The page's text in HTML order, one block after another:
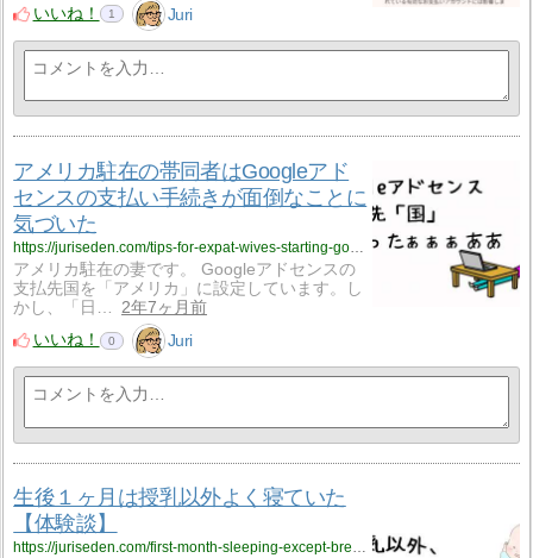
いいね！
1 Juri
アメリカ駐在の帯同者はGoogleアド
センスの支払い手続きが面倒なことに
気づいた
https://juriseden.com/tips-for-expat-wives-starting-google-adsense/?utm_source=rss&utm_medium=rss&utm_campaign=tips-for-expat-wives-starting-google-adsense
アメリカ駐在の妻です。 Googleアドセンスの
支払先国を「アメリカ」に設定しています。し
かし、「日…
2年7ヶ月前
いいね！
0 Juri
生後１ヶ月は授乳以外よく寝ていた
【体験談】
https://juriseden.com/first-month-sleeping-except-breastfeeding/?utm_source=rss&utm_medium=rss&utm_campaign=first-month-sleeping-except-breastfeeding